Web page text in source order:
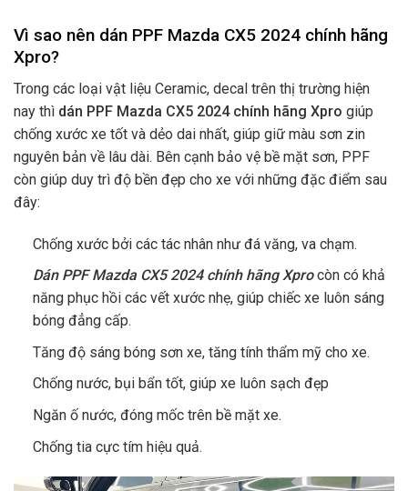
Vì sao nên dán PPF Mazda CX5 2024 chính hãng
Xpro?
Trong các loại vật liệu Ceramic, decal trên thị trường hiện
nay thì dán PPF Mazda CX5 2024 chính hãng Xpro giúp
chống xước xe tốt và dẻo dai nhất, giúp giữ màu sơn zin
nguyên bản về lâu dài. Bên cạnh bảo vệ bề mặt sơn, PPF
còn giúp duy trì độ bền đẹp cho xe với những đặc điểm sau
đây:
Chống xước bởi các tác nhân như đá văng, va chạm.
Dán PPF Mazda CX5 2024 chính hãng Xprocòn có khả
năng phục hồi các vết xước nhẹ, giúp chiếc xe luôn sáng
bóng đẳng cấp.
Tăng độ sáng bóng sơn xe, tăng tính thẩm mỹ cho xe.
Chống nước, bụi bẩn tốt, giúp xe luôn sạch đẹp
Ngăn ố nước, đóng mốc trên bề mặt xe.
Chống tia cực tím hiệu quả.